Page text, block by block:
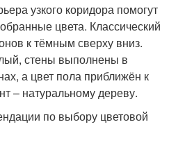
узкого коридора помогут
цвета. Классический
к тёмным сверху вниз.
стены выполнены в
а цвет пола приближён к
– натуральному дереву.
по выбору цветовой